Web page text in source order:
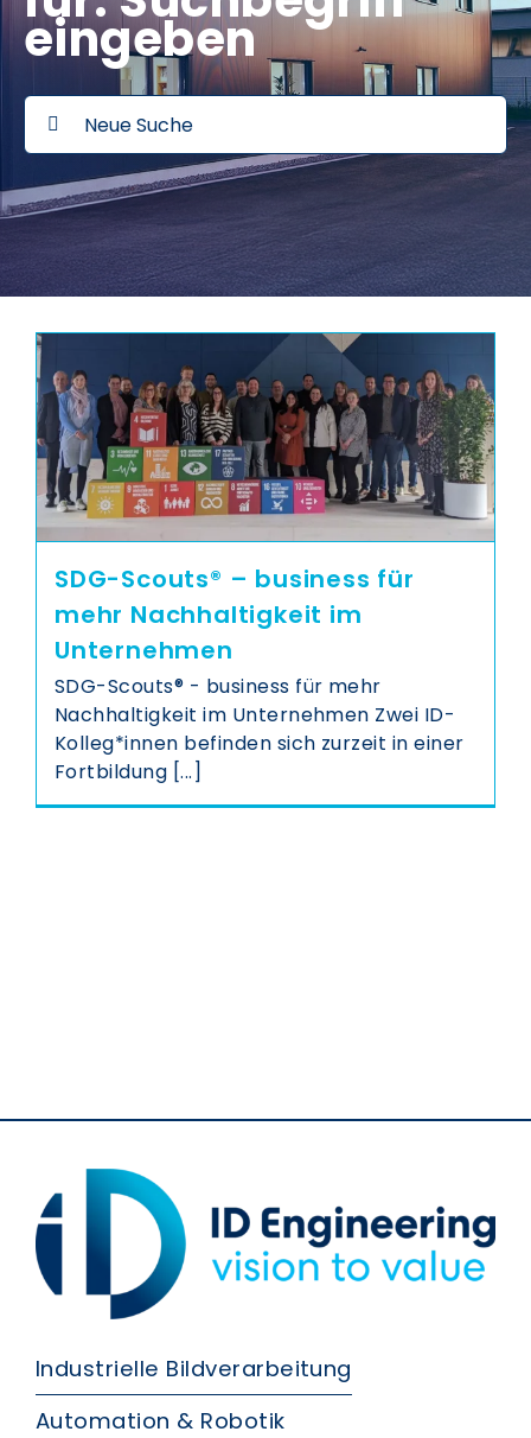
eingeben
Suche
nach:
SDG-Scouts® – business für
mehr Nachhaltigkeit im
Unternehmen
SDG-Scouts® - business für mehr
Nachhaltigkeit im Unternehmen Zwei ID-
Kolleg*innen befinden sich zurzeit in einer
Fortbildung [...]
Industrielle Bildverarbeitung
Automation & Robotik